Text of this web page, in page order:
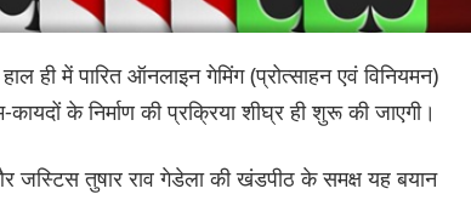
ही में पारित ऑनलाइन गेमिंग (प्रोत्साहन एवं विनियमन)
के निर्माण की प्रक्रिया शीघ्र ही शुरू की जाएगी।
जस्टिस तुषार राव गेडेला की खंडपीठ के समक्ष यह बयान